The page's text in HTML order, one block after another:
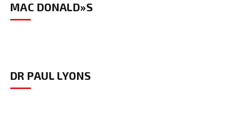
MAC DONALD»S
DR PAUL LYONS